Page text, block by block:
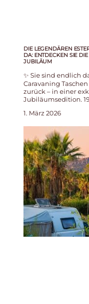
DIE LEGENDÄREN
DA: ENTDECKEN SIE
JUBILÄUM
✨ Sie sind endlich
Caravaning
zurück – in einer
Jubiläumsedition.
1. März 2026